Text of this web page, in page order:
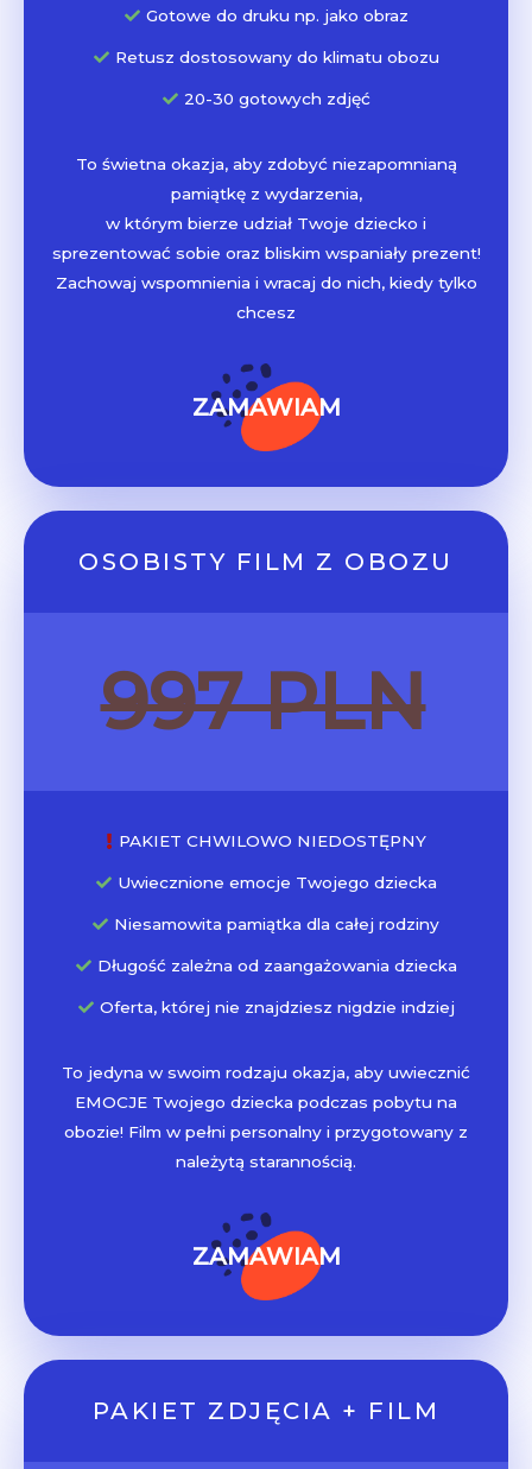
Gotowe do druku np. jako obraz
Retusz dostosowany do klimatu obozu
20-30 gotowych zdjęć
To świetna okazja, aby zdobyć niezapomnianą
pamiątkę z wydarzenia,
w którym bierze udział Twoje dziecko i
sprezentować sobie oraz bliskim wspaniały prezent!
Zachowaj wspomnienia i wracaj do nich, kiedy tylko
chcesz
ZAMAWIAM
OSOBISTY FILM Z OBOZU
997 PLN
PAKIET CHWILOWO NIEDOSTĘPNY
Uwiecznione emocje Twojego dziecka
Niesamowita pamiątka dla całej rodziny
Długość zależna od zaangażowania dziecka
Oferta, której nie znajdziesz nigdzie indziej
To jedyna w swoim rodzaju okazja, aby uwiecznić
EMOCJE Twojego dziecka podczas pobytu na
obozie! Film w pełni personalny i przygotowany z
należytą starannością.
ZAMAWIAM
PAKIET ZDJĘCIA + FILM